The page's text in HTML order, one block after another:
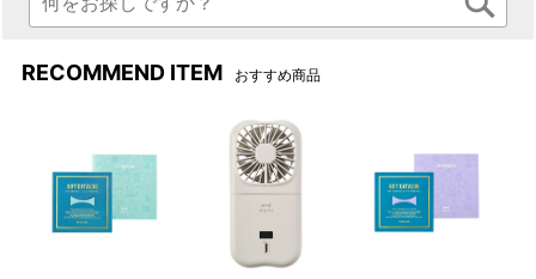
ヘッドホンであり、モデルチ
れ、そのデザインは時代を超
越し続けています。
ォンを充電パッドに置くだけ
電ケ ーブルを使用して充電す
ることもできます。
RECOMMEND ITEM おすすめ商品